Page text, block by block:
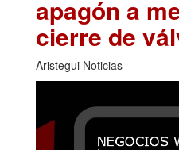
apagón a
cierre de
Aristegui Noticias